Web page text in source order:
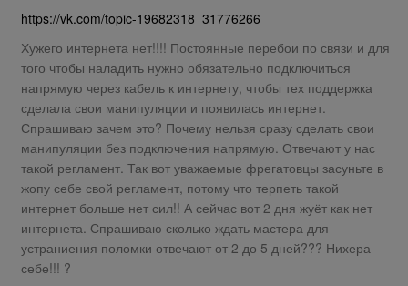
https://vk.com/topic-19682318_31776266
Хужего интернета нет!!!! Постоянные перебои по связи и для
того чтобы наладить нужно обязательно подключиться
напрямую через кабель к интернету, чтобы тех поддержка
сделала свои манипуляции и появилась интернет.
Спрашиваю зачем это? Почему нельзя сразу сделать свои
манипуляции без подключения напрямую. Отвечают у нас
такой регламент. Так вот уважаемые фрегатовцы засуньте в
жопу себе свой регламент, потому что терпеть такой
интернет больше нет сил!! А сейчас вот 2 дня жуёт как нет
интернета. Спрашиваю сколько ждать мастера для
устраниения поломки отвечают от 2 до 5 дней??? Нихера
себе!!! ?